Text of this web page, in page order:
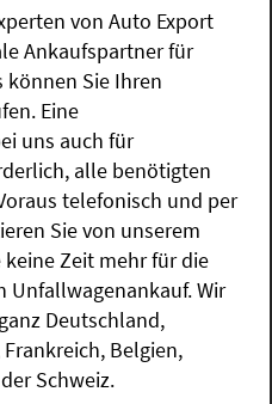
von Auto Export
Ankaufspartner für
können Sie Ihren
Eine
uns auch für
alle benötigten
telefonisch und per
Sie von unserem
keine Zeit mehr für die
Unfallwagenankauf. Wir
Deutschland,
Belgien,
Schweiz.